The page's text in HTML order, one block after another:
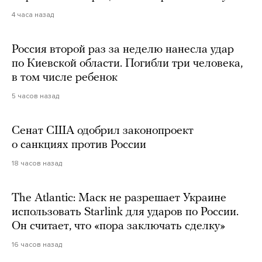
4 часа назад
Россия второй раз за неделю нанесла удар
по Киевской области. Погибли три человека,
в том числе ребенок
5 часов назад
Сенат США одобрил законопроект
о санкциях против России
18 часов назад
The Atlantic: Маск не разрешает Украине
использовать Starlink для ударов по России.
Он считает, что «пора заключать сделку»
16 часов назад